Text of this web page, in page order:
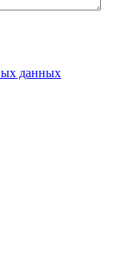
данных